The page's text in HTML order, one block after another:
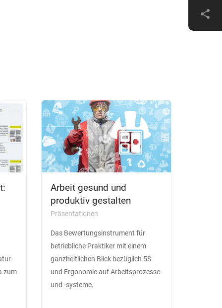
zum
Arbeit gesund und
produktiv gestalten
Präsentationen
Das Bewertungs­instrument für
betriebliche Praktiker mit einem
ganz­heitlichen Blick bezüglich 5S
und Ergonomie auf Arbeits­prozesse
und -systeme.
share